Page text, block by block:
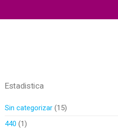
Estadistica
Sin categorizar 15
440
1